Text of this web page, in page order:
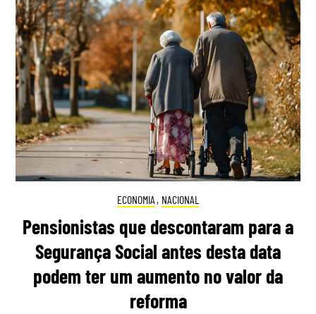
ECONOMIA , NACIONAL
Pensionistas que descontaram para a
Segurança Social antes desta data
podem ter um aumento no valor da
reforma